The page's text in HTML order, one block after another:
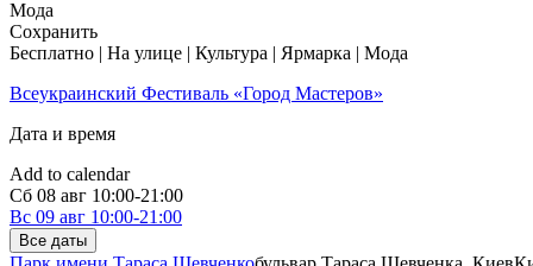
Мода
Сохранить
Бесплатно | На улице | Культура | Ярмарка | Мода
Всеукраинский Фестиваль «Город Мастеров»
Дата и время
Add to calendar
Сб 08 авг 10:00-21:00
Вс 09 авг 10:00-21:00
Все даты